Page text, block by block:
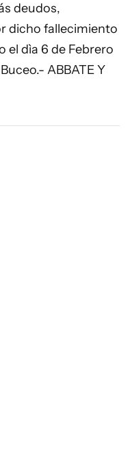
deudos,
dicho fallecimiento
el dìa 6 de Febrero
ABBATE Y